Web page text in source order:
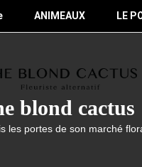
ANIMEAUX LE
blond cactus
les portes de son marché